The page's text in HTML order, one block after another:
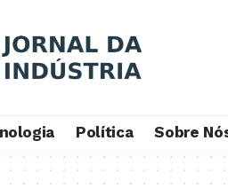
Política Sobre